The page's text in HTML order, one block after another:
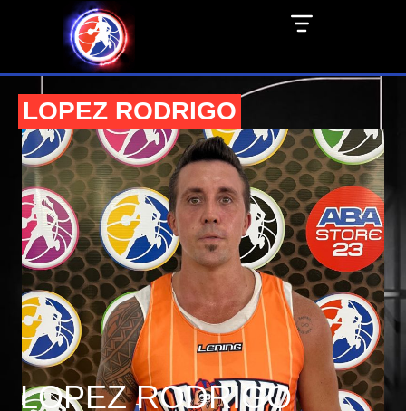
LOPEZ RODRIGO
LOPEZ RODRIGO